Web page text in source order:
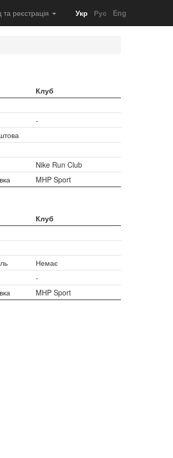
та реєстрація Укр Рус Eng
Клуб
-
Nike Run Club
MHP Sport
Клуб
Немає
-
MHP Sport